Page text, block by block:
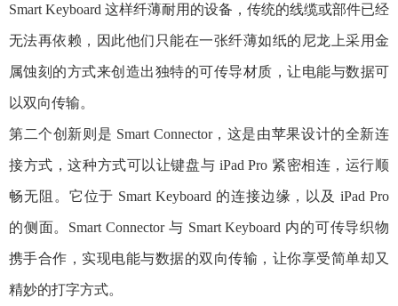
Smart Keyboard 这样纤薄耐用的设备，传统的线缆或部件已经
无法再依赖，因此他们只能在一张纤薄如纸的尼龙上采用金
属蚀刻的方式来创造出独特的可传导材质，让电能与数据可
以双向传输。
第二个创新则是 Smart Connector，这是由苹果设计的全新连
接方式，这种方式可以让键盘与 iPad Pro 紧密相连，运行顺
畅无阻。它位于 Smart Keyboard 的连接边缘，以及 iPad Pro
的侧面。Smart Connector 与 Smart Keyboard 内的可传导织物
携手合作，实现电能与数据的双向传输，让你享受简单却又
精妙的打字方式。